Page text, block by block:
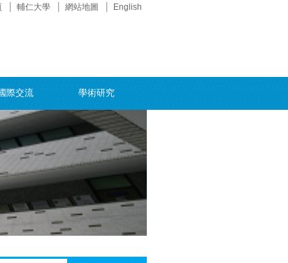
輔仁大學 網站地圖 English
際交流 學術研究